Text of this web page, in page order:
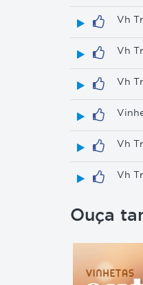
Vh
Vh
Vh
Vh
Vh
Ouça